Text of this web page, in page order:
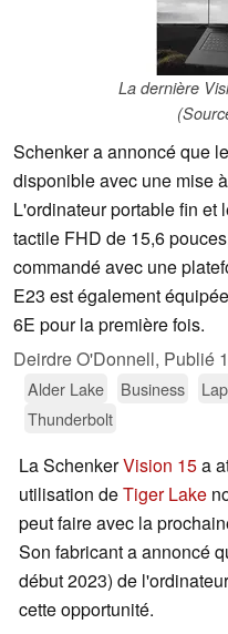
La dernière
Schenker a annoncé que
disponible avec une mise
L'ordinateur portable fin et
tactile FHD de 15,6
commandé avec une
E23 est également
6E pour la première fois.
Deirdre O'Donnell, Publié
Alder Lake Business
Thunderbolt
La SchenkerVision 15a
utilisation deTiger Lake
peut faire avec la
Son fabricant a annoncé
début 2023) de
cette opportunité.